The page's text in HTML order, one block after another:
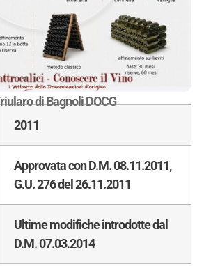
di Bagnoli DOCG
2011
Approvata con D.M. 08.11.2011,
G.U. 276 del 26.11.2011
Ultime modifiche introdotte dal
D.M. 07.03.2014